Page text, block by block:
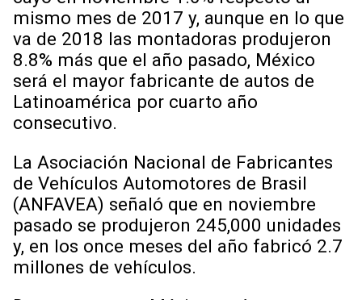
mismo mes de 2017 y, aunque en lo que
va de 2018 las montadoras produjeron
8.8% más que el año pasado, México
será el mayor fabricante de autos de
Latinoamérica por cuarto año
consecutivo.
La Asociación Nacional de Fabricantes
de Vehículos Automotores de Brasil
(ANFAVEA) señaló que en noviembre
pasado se produjeron 245,000 unidades
y, en los once meses del año fabricó 2.7
millones de vehículos.